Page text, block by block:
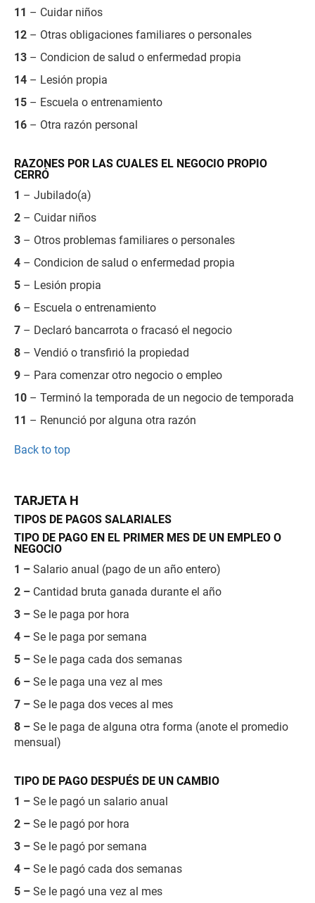
11 – Cuidar niños
12 – Otras obligaciones familiares o personales
13 – Condicion de salud o enfermedad propia
14 – Lesión propia
15 – Escuela o entrenamiento
16 – Otra razón personal
RAZONES POR LAS CUALES EL NEGOCIO PROPIO
CERRÓ
1 – Jubilado(a)
2 – Cuidar niños
3 – Otros problemas familiares o personales
4 – Condicion de salud o enfermedad propia
5 – Lesión propia
6 – Escuela o entrenamiento
7 – Declaró bancarrota o fracasó el negocio
8 – Vendió o transfirió la propiedad
9 – Para comenzar otro negocio o empleo
10 – Terminó la temporada de un negocio de temporada
11 – Renunció por alguna otra razón
Back to top
TARJETA H
TIPOS DE PAGOS SALARIALES
TIPO DE PAGO EN EL PRIMER MES DE UN EMPLEO O
NEGOCIO
1 – Salario anual (pago de un año entero)
2 – Cantidad bruta ganada durante el año
3 – Se le paga por hora
4 – Se le paga por semana
5 – Se le paga cada dos semanas
6 – Se le paga una vez al mes
7 – Se le paga dos veces al mes
8 – Se le paga de alguna otra forma (anote el promedio
mensual)
TIPO DE PAGO DESPUÉS DE UN CAMBIO
1 – Se le pagó un salario anual
2 – Se le pagó por hora
3 – Se le pagó por semana
4 – Se le pagó cada dos semanas
5 – Se le pagó una vez al mes